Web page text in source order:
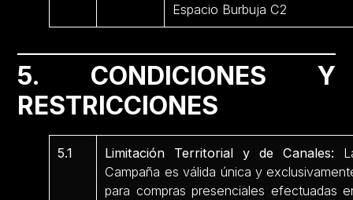
Espacio Burbuja C2
5. CONDICIONES Y
RESTRICCIONES
5.1 Limitación Territorial y de Canales:
Campaña es válida única y
para compras presenciales efectuadas